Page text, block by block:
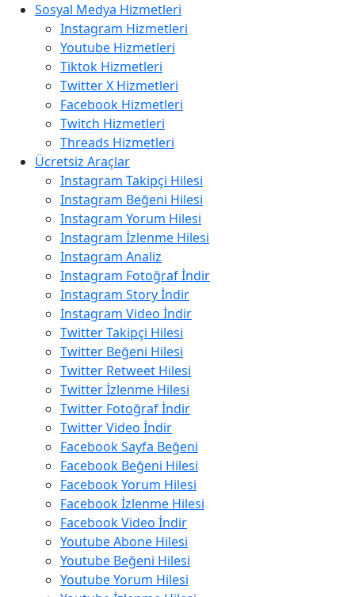
Sosyal Medya Hizmetleri
Instagram Hizmetleri
Youtube Hizmetleri
Tiktok Hizmetleri
Twitter X Hizmetleri
Facebook Hizmetleri
Twitch Hizmetleri
Threads Hizmetleri
Ücretsiz Araçlar
Instagram Takipçi Hilesi
Instagram Beğeni Hilesi
Instagram Yorum Hilesi
Instagram İzlenme Hilesi
Instagram Analiz
Instagram Fotoğraf İndir
Instagram Story İndir
Instagram Video İndir
Twitter Takipçi Hilesi
Twitter Beğeni Hilesi
Twitter Retweet Hilesi
Twitter İzlenme Hilesi
Twitter Fotoğraf İndir
Twitter Video İndir
Facebook Sayfa Beğeni
Facebook Beğeni Hilesi
Facebook Yorum Hilesi
Facebook İzlenme Hilesi
Facebook Video İndir
Youtube Abone Hilesi
Youtube Beğeni Hilesi
Youtube Yorum Hilesi